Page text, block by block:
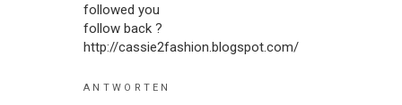
followed you
follow back ?
http://cassie2fashion.blogspot.com/
ANTWORTEN